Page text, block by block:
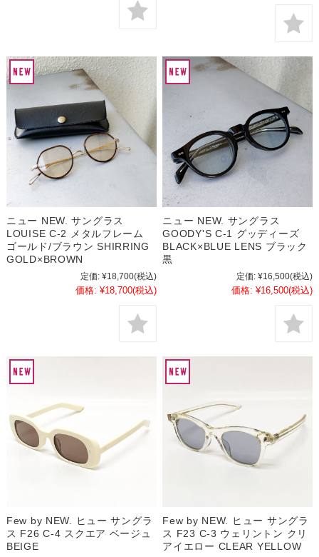
ニュー NEW. サングラス
LOUISE C-2 メタルフレーム
ゴールド/ブラウン SHIRRING
GOLD×BROWN
定価: ¥18,700(税込)
価格: ¥18,700(税込)
ニュー NEW. サングラス
GOODY'S C-1 グッディーズ
BLACK×BLUE LENS ブラック
黒
定価: ¥16,500(税込)
価格: ¥16,500(税込)
Few by NEW. ヒュー サングラ
ス F26 C-4 スクエア ベージュ
BEIGE
Few by NEW. ヒュー サングラ
ス F23 C-3 ウェリントン クリ
アイエロー CLEAR YELLOW